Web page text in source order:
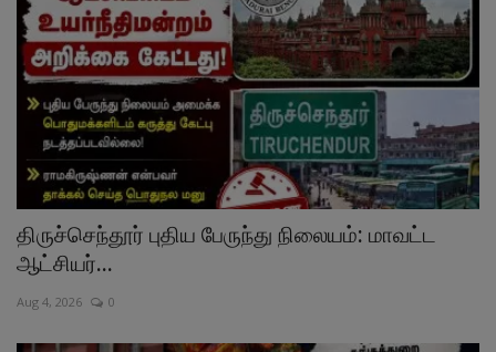
திருச்செந்தூர் புதிய பேருந்து நிலையம்: மாவட்ட
ஆட்சியர்...
Aug 4, 2026 0